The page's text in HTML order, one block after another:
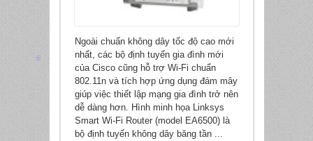
Ngoài chuẩn không dây tốc độ cao mới
nhất, các bộ định tuyến gia đình mới
của Cisco cũng hỗ trợ Wi-Fi chuẩn
802.11n và tích hợp ứng dụng đám mây
giúp việc thiết lập mạng gia đình trở nên
dễ dàng hơn. Hình minh họa Linksys
Smart Wi-Fi Router (model EA6500) là
bộ định tuyến không dây băng tần ...